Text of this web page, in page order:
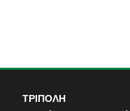
ΤΡΙΠΟΛΗ